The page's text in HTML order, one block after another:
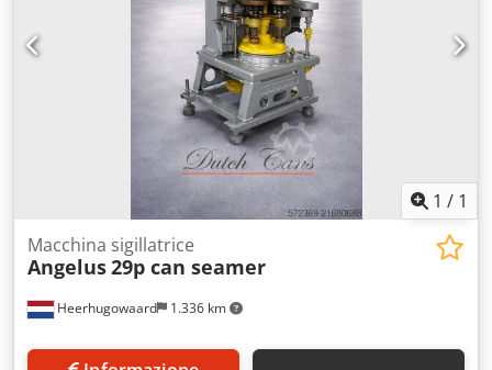
1 / 1
Heerhugowaard 1.336 km
Macchina sigillatrice
Angelus29p can seamer